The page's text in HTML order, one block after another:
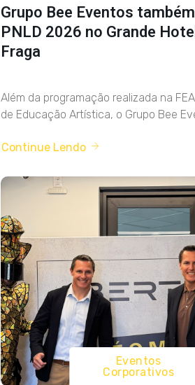
Grupo Bee Eventos
PNLD 2026 no Grande
Fraga
Além da programação realizada na
de Educação Artística, o Grupo Bee
Continue Lendo
Eventos
Corporativos